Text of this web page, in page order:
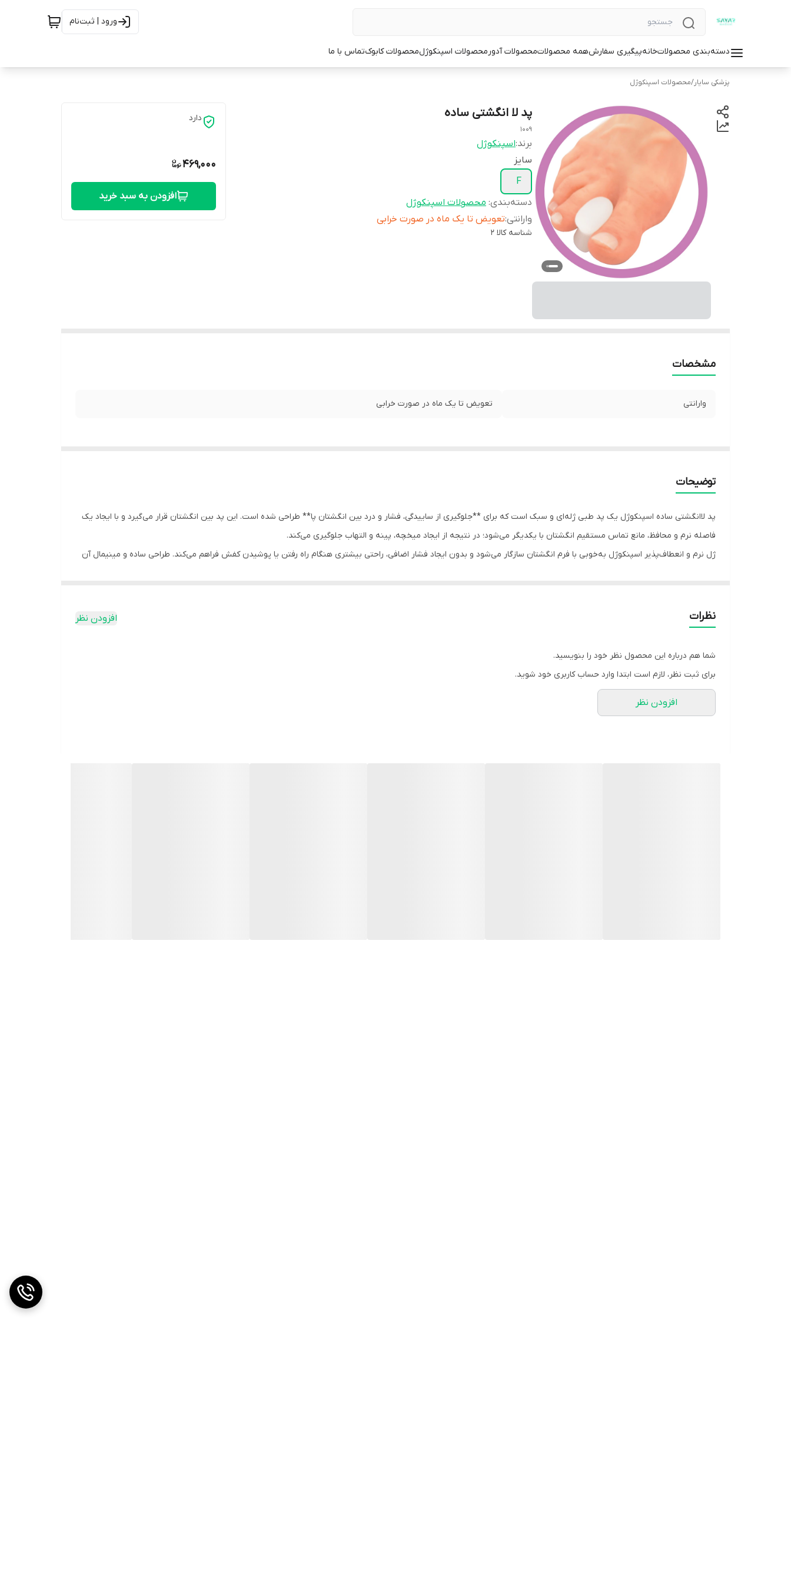
ورود | ثبت‌نام
دسته‌بندی محصولاتخانهپیگیری سفارشهمه محصولاتمحصولات آدورمحصولات اسپنکوژلمحصولات کابوکتماس با ما
پزشکی سایار/محصولات اسپنکوژل
پد لا انگشتی ساده
1009
برند:اسپنکوژل
سایز
F
دسته‌بندی: محصولات اسپنکوژل
وارانتی:تعویض تا یک ماه در صورت خرابی
شناسه کالا 2
دارد
469,000
افزودن به سبد خرید
مشخصات
وارانتی تعویض تا یک ماه در صورت خرابی
توضیحات
پد لاانگشتی ساده اسپنکوژل یک پد طبی ژله‌ای و سبک است که برای **جلوگیری از ساییدگی، فشار و درد بین انگشتان پا** طراحی شده است. این پد بین انگشتان قرار می‌گیرد و با ایجاد یک
فاصله نرم و محافظ، مانع تماس مستقیم انگشتان با یکدیگر می‌شود؛ در نتیجه از ایجاد میخچه، پینه و التهاب جلوگیری می‌کند.
ژل نرم و انعطاف‌پذیر اسپنکوژل به‌خوبی با فرم انگشتان سازگار می‌شود و بدون ایجاد فشار اضافی، راحتی بیشتری هنگام راه رفتن یا پوشیدن کفش فراهم می‌کند. طراحی ساده و مینیمال آن
می‌گردند.
ویژگی‌ها:
- کمک به کاهش درد، التهاب و میخچه بین انگشتی
- طراحی ساده، سبک و کم‌حجم
نظرات افزودن نظر
شما هم درباره این محصول نظر خود را بنویسید.
برای ثبت نظر، لازم است ابتدا وارد حساب کاربری خود شوید.
افزودن نظر